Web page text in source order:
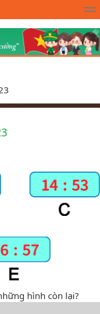
Học toán - Lớp 1
hình còn lại?